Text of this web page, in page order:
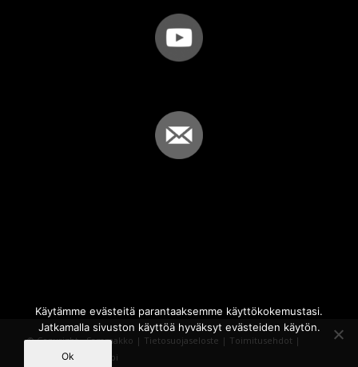
© Copyright - Sammakko | Tietosuojaseloste | Toimitusehdot |
Powered by
iQWebbi
Käytämme evästeitä parantaaksemme käyttökokemustasi.
Jatkamalla sivuston käyttöä hyväksyt evästeiden käytön.
Ok